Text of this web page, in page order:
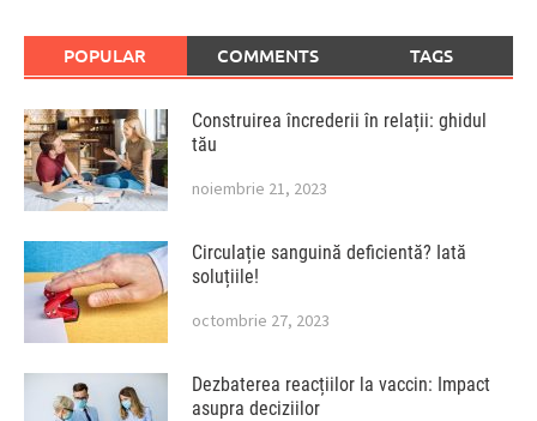
POPULAR COMMENTS TAGS
Construirea încrederii în relații: ghidul
tău
noiembrie 21, 2023
Circulație sanguină deficientă? Iată
soluțiile!
octombrie 27, 2023
Dezbaterea reacțiilor la vaccin: Impact
asupra deciziilor